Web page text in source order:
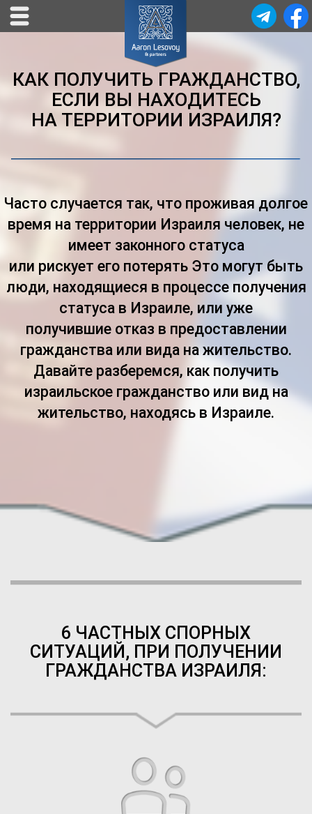
КАК ПОЛУЧИТЬ ГРАЖДАНСТВО,
ЕСЛИ ВЫ НАХОДИТЕСЬ
НА ТЕРРИТОРИИ ИЗРАИЛЯ?
Часто случается так, что проживая долгое
время на территории Израиля человек, не
имеет законного статуса
или рискует его потерять Это могут быть
люди, находящиеся в процессе получения
статуса в Израиле, или уже
получившие отказ в предоставлении
гражданства или вида на жительство.
Давайте разберемся, как получить
израильское гражданство или вид на
жительство, находясь в Израиле.
6 ЧАСТНЫХ СПОРНЫХ
СИТУАЦИЙ, ПРИ ПОЛУЧЕНИИ
ГРАЖДАНСТВА ИЗРАИЛЯ: